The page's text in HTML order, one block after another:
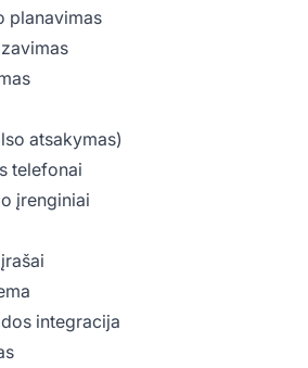
planavimas
atsakymas)
telefonai
įrenginiai
integracija